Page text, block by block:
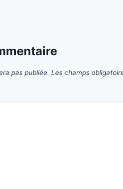
pas publiée. Les champs